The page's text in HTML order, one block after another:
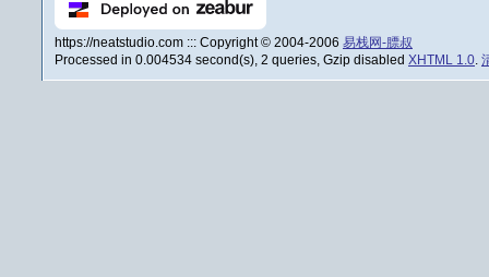
https://neatstudio.com ::: Copyright © 2004-2006 易栈网-膘叔
Processed in 0.004534 second(s), 2 queries, Gzip disabled XHTML 1.0.